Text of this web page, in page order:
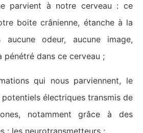
parvient à notre cerveau : ce
boite crânienne, étanche à la
aucune odeur, aucune image,
pénétré dans ce cerveau ;
qui nous parviennent, le
électriques transmis de
notamment grâce à des
: les neurotransmetteurs ;